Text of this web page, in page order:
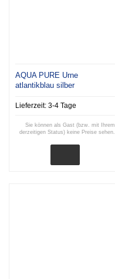
AQUA PURE Urne
atlantikblau silber
Lieferzeit:3-4 Tage
Sie können als Gast (bzw. mit Ihrem
derzeitigen Status) keine Preise sehen.